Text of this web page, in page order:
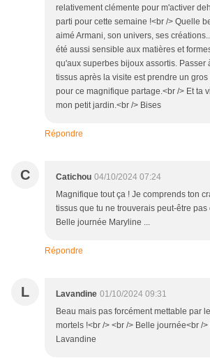
relativement clémente pour m'activer
parti pour cette semaine !<br /> Quelle
aimé Armani, son univers, ses
été aussi sensible aux matières et
qu'aux superbes bijoux assortis. Passer
tissus après la visite est prendre un
pour ce magnifique partage.<br /> Et ta
mon petit jardin.<br /> Bises
Répondre
C Catichou 04/10/2024 07:24
Magnifique tout ça ! Je comprends ton
tissus que tu ne trouverais peut-être pas
Belle journée Maryline ...
Répondre
L Lavandine 01/10/2024 09:31
Beau mais pas forcément mettable par
mortels !<br /> <br /> Belle journée<br /
Lavandine